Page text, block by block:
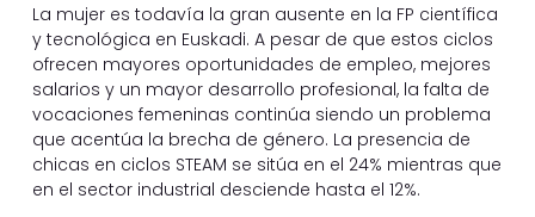
La mujer es todavía la gran ausente en la FP científica
y tecnológica en Euskadi. A pesar de que estos ciclos
ofrecen mayores oportunidades de empleo, mejores
salarios y un mayor desarrollo profesional, la falta de
vocaciones femeninas continúa siendo un problema
que acentúa la brecha de género. La presencia de
chicas en ciclos STEAM se sitúa en el 24% mientras que
en el sector industrial desciende hasta el 12%.